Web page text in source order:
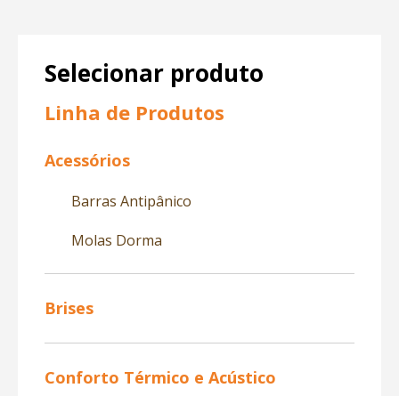
Selecionar produto
Linha de Produtos
Acessórios
Barras Antipânico
Molas Dorma
Brises
Conforto Térmico e Acústico